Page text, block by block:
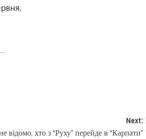
Next:
відомо, хто з “Руху” перейде в “Карпати”